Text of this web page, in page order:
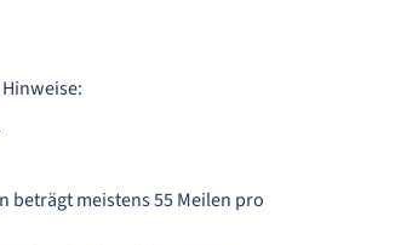
beträgt meistens 55 Meilen pro